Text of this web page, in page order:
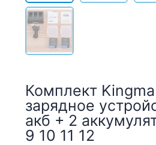
Комплект
зарядное
акб + 2
9 10 11 12